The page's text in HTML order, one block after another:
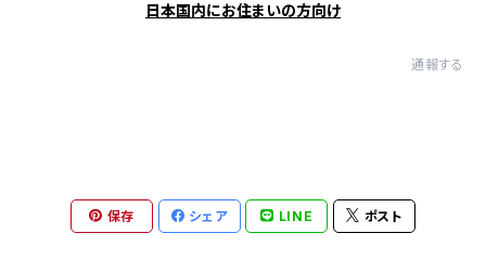
日本国内にお住まいの方向け
通報する
保存 シェア LINE ポスト